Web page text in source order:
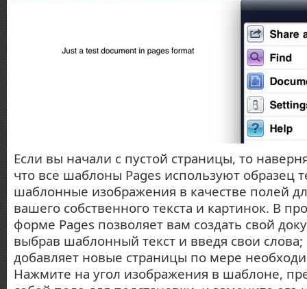
Если вы начали с пустой страницы, то
что все шаблоны Pages используют образец
шаблонные изображения в качестве полей
вашего собственного текста и картинок. В
форме Pages позволяет вам создать свой
выбрав шаблонный текст и введя свои
добавляет новые страницы по мере
Нажмите на угол изображения в шаблоне,